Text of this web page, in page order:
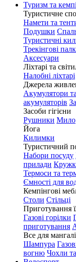
Туризм та
Туристичне
Намети та
Подушки
Туристичні
Трекінгові
Аксесуари
Ліхтарі та
Налобні ліхтарі
Джерела
Акумулятори
акумуляторів
Засоби гігієни
Рушники Мило
Йога
Килимки
Туристичний
Набори посуду
прилади
Термоси та
Ємності для
Кемпінгові
Столи Стільці
Приготування
Газові горілки
приготування
Все для
Шампура
вогню Чохли